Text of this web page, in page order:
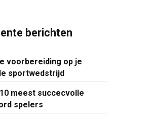
berichten
voorbereiding op je
sportwedstrijd
meest succecvolle
spelers